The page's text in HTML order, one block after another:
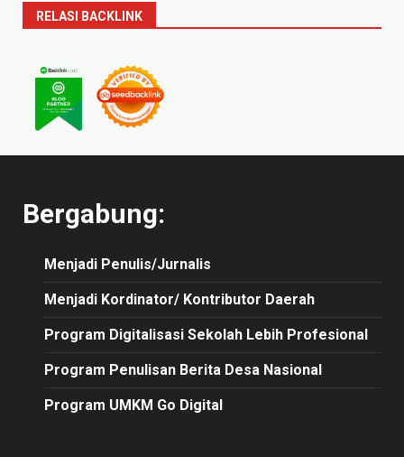
RELASI BACKLINK
Bergabung:
Menjadi Penulis/Jurnalis
Menjadi Kordinator/ Kontributor Daerah
Program Digitalisasi Sekolah Lebih Profesional
Program Penulisan Berita Desa Nasional
Program UMKM Go Digital